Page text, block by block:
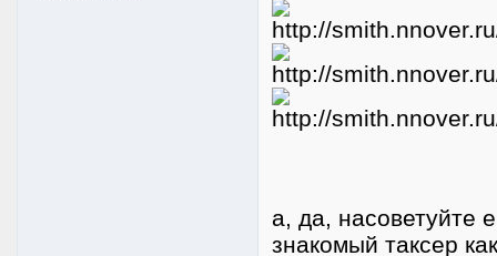
а, да, насоветуйте
знакомый таксер